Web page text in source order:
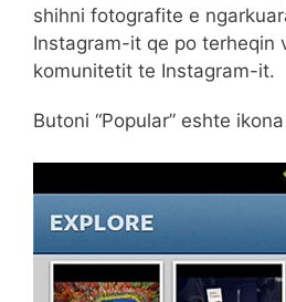
shihni fotografite e
Instagram-it qe po terheqin
komunitetit te Instagram-it.
Butoni “Popular” eshte